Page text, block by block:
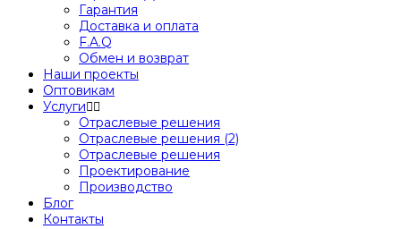
Гарантия
Доставка и оплата
F.A.Q
Обмен и возврат
Наши проекты
Оптовикам
Услуги
Отраслевые решения
Отраслевые решения (2)
Отраслевые решения
Проектирование
Производство
Блог
Контакты